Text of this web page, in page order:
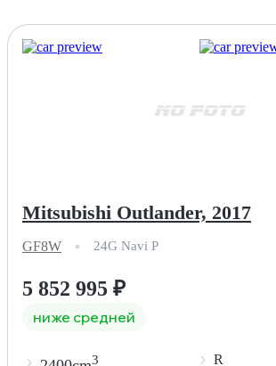
Mitsubishi Outlander, 2017
GF8W 24G Navi P
5 852 995 ₽
ниже средней
3
R